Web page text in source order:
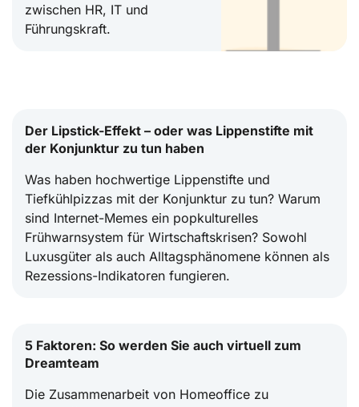
zwischen HR, IT und
Führungskraft.
Der Lipstick-Effekt – oder was Lippenstifte mit
der Konjunktur zu tun haben
Was haben hochwertige Lippenstifte und
Tiefkühlpizzas mit der Konjunktur zu tun? Warum
sind Internet-Memes ein popkulturelles
Frühwarnsystem für Wirtschaftskrisen? Sowohl
Luxusgüter als auch Alltagsphänomene können als
Rezessions-Indikatoren fungieren.
5 Faktoren: So werden Sie auch virtuell zum
Dreamteam
Die Zusammenarbeit von Homeoffice zu